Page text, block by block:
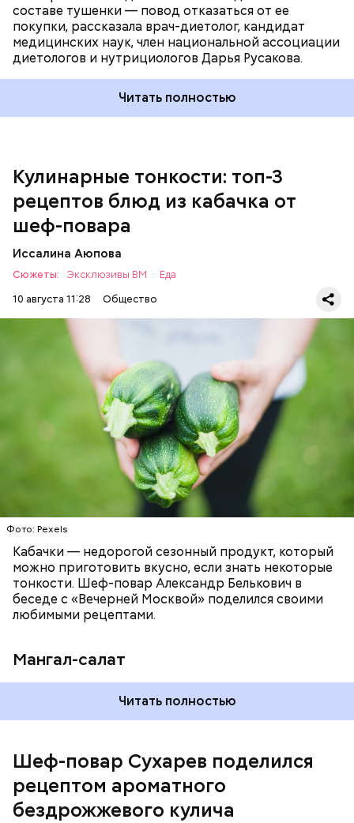
составе тушенки — повод отказаться от ее
покупки, рассказала врач-диетолог, кандидат
медицинских наук, член национальной ассоциации
диетологов и нутрициологов Дарья Русакова.
Читать полностью
Кулинарные тонкости: топ-3
рецептов блюд из кабачка от
шеф-повара
Иссалина Аюпова
Сюжеты: Эксклюзивы ВМ
Еда
10 августа 11:28
Общество
Фото: Pexels
Кабачки — недорогой сезонный продукт, который
можно приготовить вкусно, если знать некоторые
тонкости. Шеф-повар Александр Белькович в
беседе с «Вечерней Москвой» поделился своими
любимыми рецептами.
Мангал-салат
Что понадобится:
Кабачок — 1 шт.
Желтый болгарский перец — 1 шт.
Красный болгарский перец — 1 шт.
Зеленый перец — 1 шт.
Баклажан — 1 шт.
Помидор — 2 шт.
Сыр адыгейский —200 гр.
Читать полностью
РЕЦЕПТЫ
Шеф-повар Сухарев поделился
рецептом ароматного
бездрожжевого кулича
— Этот вариант кулича не содержит дрожжей,
поэтому люди, которые любят сидеть на диете,
оценят его.
Ингредиенты